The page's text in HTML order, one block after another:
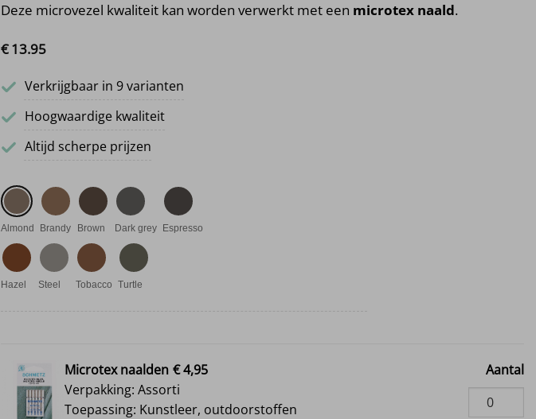
Deze microvezel kwaliteit kan worden verwerkt met een microtex naald.
€13.95
Verkrijgbaar in 9 varianten
Hoogwaardige kwaliteit
Altijd scherpe prijzen
Almond Brandy Brown Dark grey Espresso
Hazel Steel Tobacco Turtle
Microtex naalden € 4,95
Verpakking: Assorti
Toepassing: Kunstleer, outdoorstoffen
Aantal